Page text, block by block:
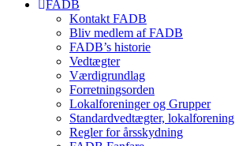
FADB
Kontakt FADB
Bliv medlem af FADB
FADB’s historie
Vedtægter
Værdigrundlag
Forretningsorden
Lokalforeninger og Grupper
Standardvedtægter, lokalforening
Regler for årsskydning